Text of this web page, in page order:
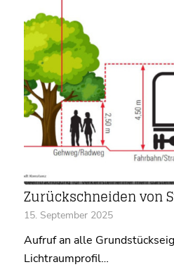
Zurückschneiden von
15. September 2025
Aufruf an alle
Lichtraumprofil…